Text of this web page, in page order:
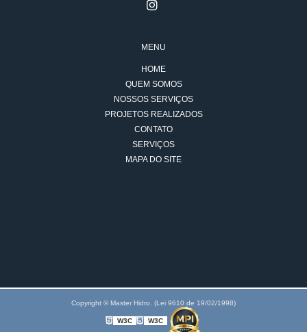
MENU
HOME
QUEM SOMOS
NOSSOS SERVIÇOS
PROJETOS REALIZADOS
CONTATO
SERVIÇOS
MAPA DO SITE
Copyright © Master Hidro. (Lei 9610 de 19/02/1998)
W3C W3C